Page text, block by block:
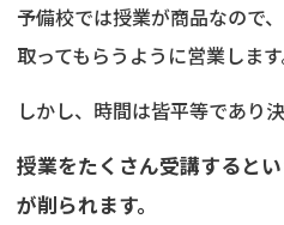
予備校では授業が商品なので
取ってもらうように営業します
しかし、時間は皆平等であり決
授業をたくさん受講すると
が削られます。